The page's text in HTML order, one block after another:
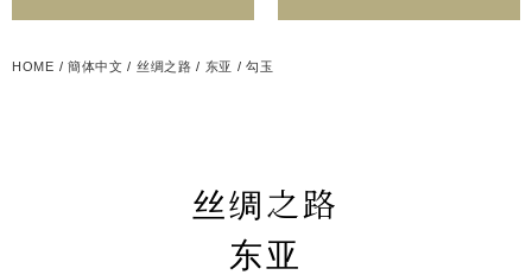
HOME / 簡体中文 / 丝绸之路 / 东亚 /勾玉
丝绸之路
东亚